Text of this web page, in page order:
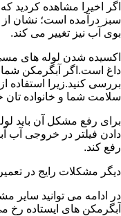
اگر اخیرا مشاهده کردید
سبز درآمده است؛ نشان
بوی آب نیز تغییر می کند.
اکسیده شدن لوله های
داغ است.اگر آبگرمکن شما
بررسی کنید.زیرا
سلامت شما و خانواده تان
برای رفع مشکل آن باید
دادن فیلتر در خروجی آب
رفع کند.
دیگر مشکلات رایج در
در ادامه می توانید سایر
آبگرمکن های ایستاده رخ